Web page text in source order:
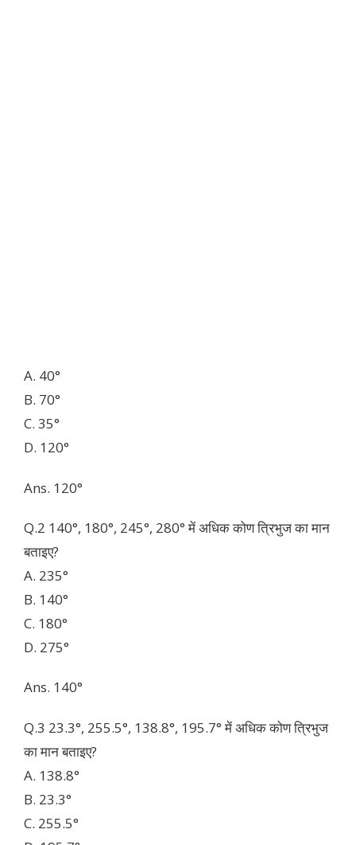
A. 40°
B. 70°
C. 35°
D. 120°
Ans. 120°
Q.2 140°, 180°, 245°, 280°मेंअधिक कोण त्रिभुज का मान
बताइए?
A. 235°
B. 140°
C. 180°
D. 275°
Ans. 140°
Q.3 23.3°, 255.5°, 138.8°, 195.7°मेंअधिक कोण त्रिभुज
का मान बताइए?
A. 138.8°
B. 23.3°
C. 255.5°